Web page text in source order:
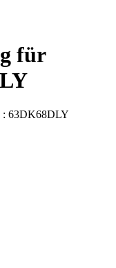
für
: 63DK68DLY